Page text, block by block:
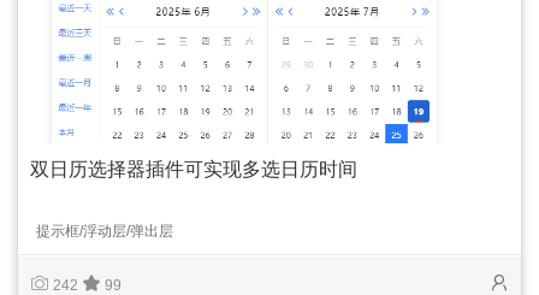
双日历选择器插件可实现多选日历时间
提示框/浮动层/弹出层
242 99